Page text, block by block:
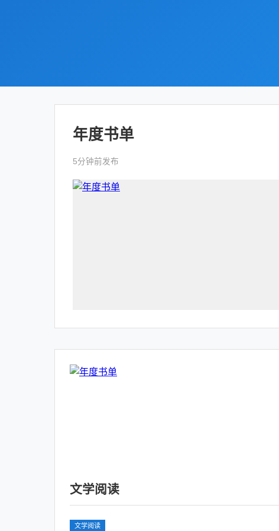
年度书单
5分钟前发布
文学阅读
文学阅读